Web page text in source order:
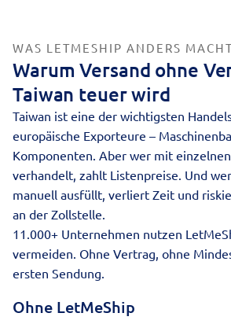
WAS LETMESHIP ANDERS
Warum Versand ohne
Taiwan teuer wird
Taiwan ist eine der wichtigsten
europäische Exporteure –
Komponenten. Aber wer mit
verhandelt, zahlt Listenpreise. Und
manuell ausfüllt, verliert Zeit und
an der Zollstelle.
11.000+ Unternehmen nutzen
vermeiden. Ohne Vertrag, ohne
ersten Sendung.
Ohne LetMeShip